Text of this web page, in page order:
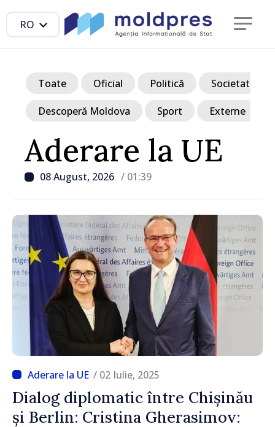
RO
Aderare la UE
08 August, 2026 / 01:39
Toate Oficial Politică Societate
Descoperă Moldova Sport Externe
/ 02 Iulie, 2025
Dialog diplomatic între Chișinău
și Berlin: Cristina Gherasimov: